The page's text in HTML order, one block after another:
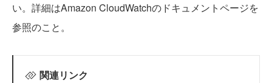
い。詳細はAmazon CloudWatchのドキュメントページを
参照のこと。
関連リンク